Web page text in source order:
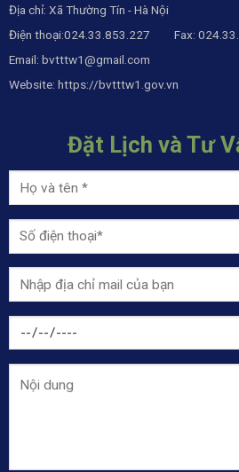
Địa chỉ: Xã Thường Tín - Hà Nội
Điện thoại:024.33.853.227 Fax:
Email: bvtttw1@gmail.com
Website: https://bvtttw1.gov.vn
Đặt Lịch và Tư